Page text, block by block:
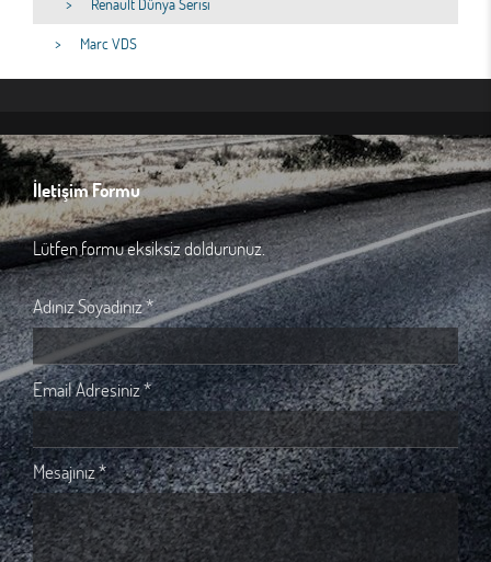
Marc VDS
İletişim Formu
Lütfen formu eksiksiz doldurunuz.
Adınız Soyadınız *
Email Adresiniz *
Mesajınız *